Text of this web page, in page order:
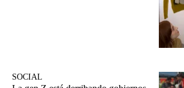
SOCIAL